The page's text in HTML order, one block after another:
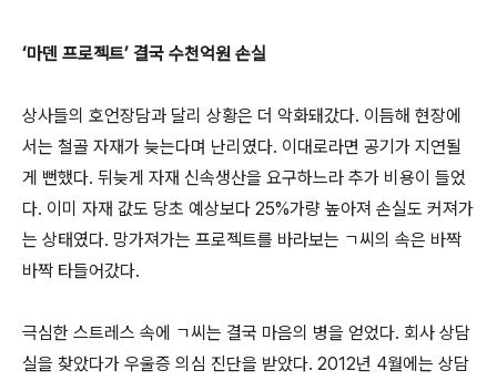
‘마덴 프로젝트’ 결국 수천억원 손실
상사들의 호언장담과 달리 상황은 더 악화돼갔다. 이듬해 현장에
서는 철골 자재가 늦는다며 난리였다. 이대로라면 공기가 지연될
게 뻔했다. 뒤늦게 자재 신속생산을 요구하느라 추가 비용이 들었
다. 이미 자재 값도 당초 예상보다 25%가량 높아져 손실도 커져가
는 상태였다. 망가져가는 프로젝트를 바라보는 ㄱ씨의 속은 바짝
바짝 타들어갔다.
극심한 스트레스 속에 ㄱ씨는 결국 마음의 병을 얻었다. 회사 상담
실을 찾았다가 우울증 의심 진단을 받았다. 2012년 4월에는 상담